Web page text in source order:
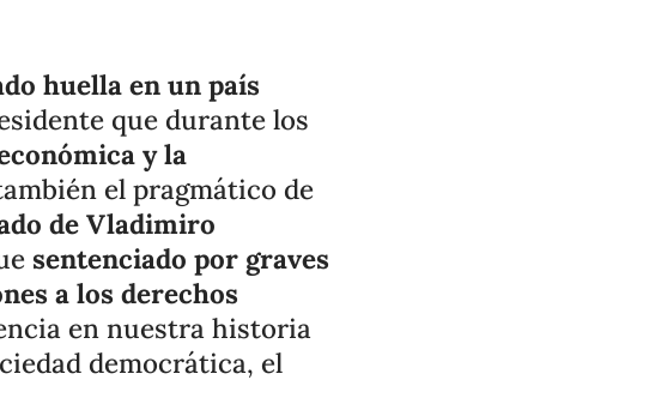
huella en un país
que durante los
y la
el pragmático de
de Vladimiro
sentenciado por graves
a los derechos
en nuestra historia
democrática, el